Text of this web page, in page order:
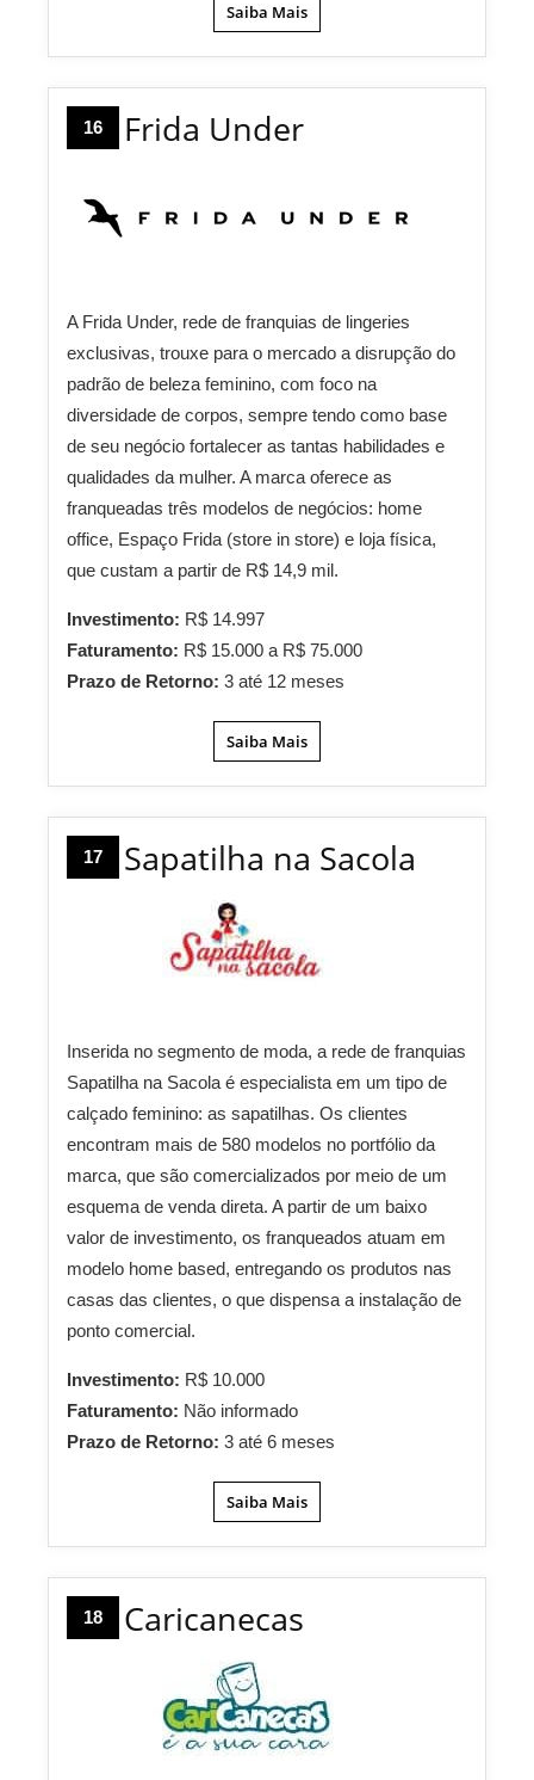
Saiba Mais
16 Frida Under
A Frida Under, rede de franquias de lingeries
exclusivas, trouxe para o mercado a disrupção do
padrão de beleza feminino, com foco na
diversidade de corpos, sempre tendo como base
de seu negócio fortalecer as tantas habilidades e
qualidades da mulher. A marca oferece as
franqueadas três modelos de negócios: home
office, Espaço Frida (store in store) e loja física,
que custam a partir de R$ 14,9 mil.
Investimento: R$ 14.997
Faturamento: R$ 15.000 a R$ 75.000
Prazo de Retorno: 3 até 12 meses
Saiba Mais
17 Sapatilha na Sacola
Inserida no segmento de moda, a rede de franquias
Sapatilha na Sacola é especialista em um tipo de
calçado feminino: as sapatilhas. Os clientes
encontram mais de 580 modelos no portfólio da
marca, que são comercializados por meio de um
esquema de venda direta. A partir de um baixo
valor de investimento, os franqueados atuam em
modelo home based, entregando os produtos nas
casas das clientes, o que dispensa a instalação de
ponto comercial.
Investimento: R$ 10.000
Faturamento: Não informado
Prazo de Retorno: 3 até 6 meses
Saiba Mais
18 Caricanecas